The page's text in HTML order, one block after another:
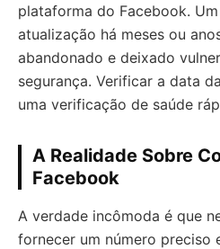
plataforma do Facebook.
atualização há meses ou
abandonado e deixado
segurança. Verificar a data
uma verificação de saúde
A Realidade Sobre
Facebook
A verdade incômoda é que
fornecer um número preciso